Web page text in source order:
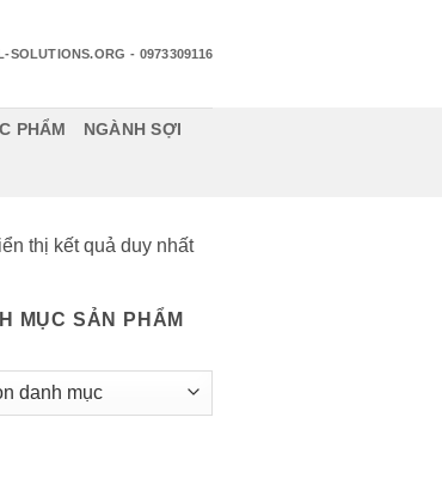
SOLUTIONS.ORG - 0973309116
PHẨM NGÀNH SỢI
thị kết quả duy nhất
MỤC SẢN PHẨM